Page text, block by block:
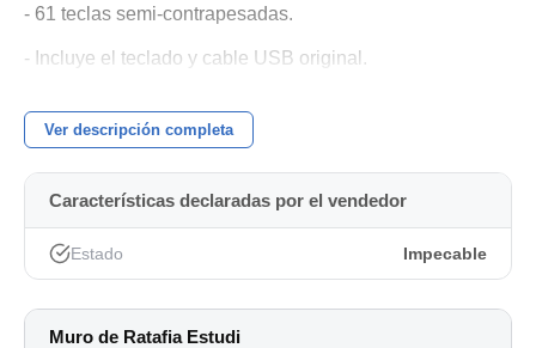
- 61 teclas semi-contrapesadas.
- Incluye el teclado y cable USB original.
descargar para este teclado.
No se hace envío porque no tengo la caja original y se
entrega en mano, está nuevo, muy poco usado de
verdad.
protegerlo del polvo.
Ver descripción completa
Características declaradas por el vendedor
Estado Impecable
Muro de Ratafia Estudi